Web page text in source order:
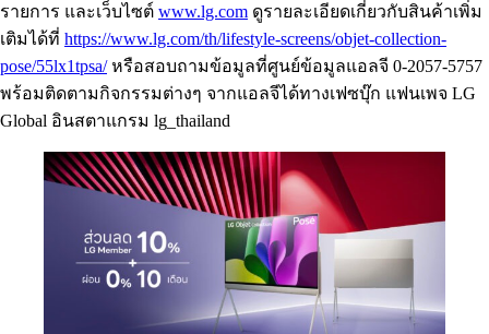
รายการ และเว็บไซต์ www.lg.com ดูรายละเอียดเกี่ยวกับสินค้าเพิ่ม
เติมได้ที่ https://www.lg.com/th/lifestyle-screens/objet-collection-
pose/55lx1tpsa/หรือสอบถามข้อมูลที่ศูนย์ข้อมูลแอลจี 0-2057-5757
พร้อมติดตามกิจกรรมต่างๆ จากแอลจีได้ทางเฟซบุ๊ก แฟนเพจ LG
Global อินสตาแกรม lg_thailand